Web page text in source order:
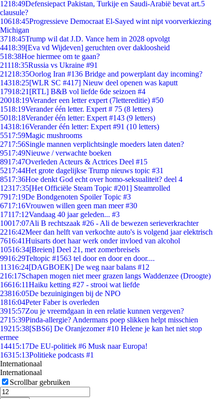
1218:49Defensiepact Pakistan, Turkije en Saudi-Arabië bevat art.5
clausule?
10618:45Progressieve Democraat El-Sayed wint nipt voorverkiezing
Michigan
3718:45Trump wil dat J.D. Vance hem in 2028 opvolgt
4418:39[Eva vd Wijdeven] geruchten over dakloosheid
518:38Hoe hiermee om te gaan?
21118:35Russia vs Ukraine #91
21218:35Oorlog Iran #136 Bridge and powerplant day incoming?
14318:25[WLR SC #417] Nieuw deel openen was kaputt
17918:21 [RTL] B&B vol liefde 6de seizoen #4
20018:19Verander een letter expert (7lettereditie) #50
1518:19Verander één letter. Expert # 75 (8 letters)
5018:18Verander één letter: Expert #143 (9 letters)
14318:16Verander één letter: Expert #91 (10 letters)
5517:59Magic mushrooms
2717:56Single mannen verplichtsingle moeders laten daten?
9517:49Nieuwe / verwachte boeken
8917:47Overleden Acteurs & Actrices Deel #15
5217:44Het grote dagelijkse Trump nieuws topic #31
8517:36Hoe denkt God echt over homo-seksualiteit? deel 4
12317:35[Het Officiële Steam Topic #201] Steamrolled
7917:19De Bondgenoten Spoiler Topic #3
6717:16Vrouwen willen geen man meer #30
17117:12Vandaag 40 jaar geleden... #3
10017:07Ali B rechtszaak #26 - Ali de bewezen serieverkrachter
2216:42Meer dan helft van verkochte auto's is volgend jaar elektrisch
7616:41Huisarts doet haar werk onder invloed van alcohol
10516:34[Breien] Deel 21, met zomerbreisels
9916:29Teltopic #1563 tel door en door en door....
11316:24[DAGBOEK] De weg naar balans #12
216:17Schapen mogen niet meer grazen langs Waddenzee (Droogte)
16616:11Haiku ketting #27 - strooi wat liefde
23816:05De bezuinigingen bij de NPO
1816:04Peter Faber is overleden
3915:57Zou je vreemdgaan in een relatie kunnen vergeven?
2715:39Pinda-allergie? Andermans poep slikken helpt misschien
19215:38[SBS6] De Oranjezomer #10 Helene je kan het niet stop
ermee
14415:17De EU-politiek #6 Musk naar Europa!
16315:13Politieke podcasts #1
Internationaal
Internationaal
Scrollbar gebruiken